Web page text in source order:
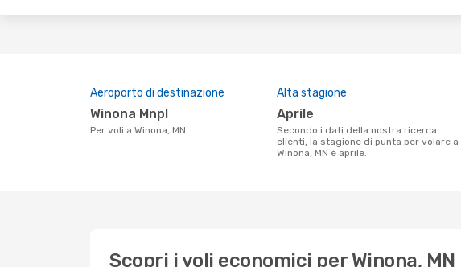
Aeroporto di destinazione
Winona Mnpl
Per voli a Winona, MN
Alta stagione
aprile
Secondo i dati della nostra ricerca
clienti, la stagione di punta per volare a
Winona, MN è aprile.
Scopri i voli economici per Winona, MN